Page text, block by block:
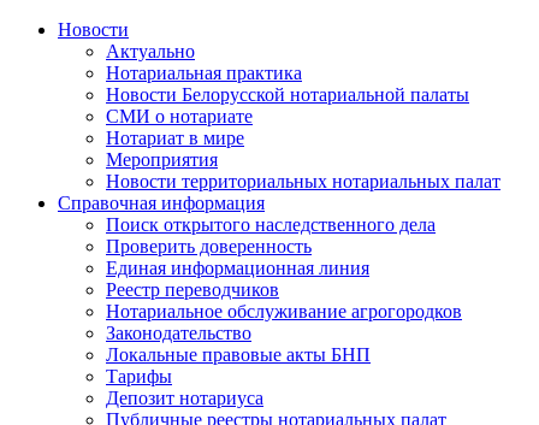
Новости
Актуально
Нотариальная практика
Новости Белорусской нотариальной палаты
СМИ о нотариате
Нотариат в мире
Мероприятия
Новости территориальных нотариальных палат
Справочная информация
Поиск открытого наследственного дела
Проверить доверенность
Единая информационная линия
Реестр переводчиков
Нотариальное обслуживание агрогородков
Законодательство
Локальные правовые акты БНП
Тарифы
Депозит нотариуса
Публичные реестры нотариальных палат